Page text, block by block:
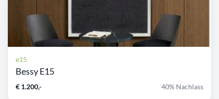
e15
Bessy E15
€ 1.200,- 40% Nachlass